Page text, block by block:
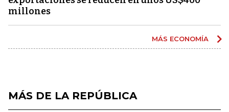
millones
MÁS ECONOMÍA
MÁS DE LA REPÚBLICA